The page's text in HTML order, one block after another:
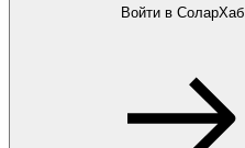
Войти в СоларХаб